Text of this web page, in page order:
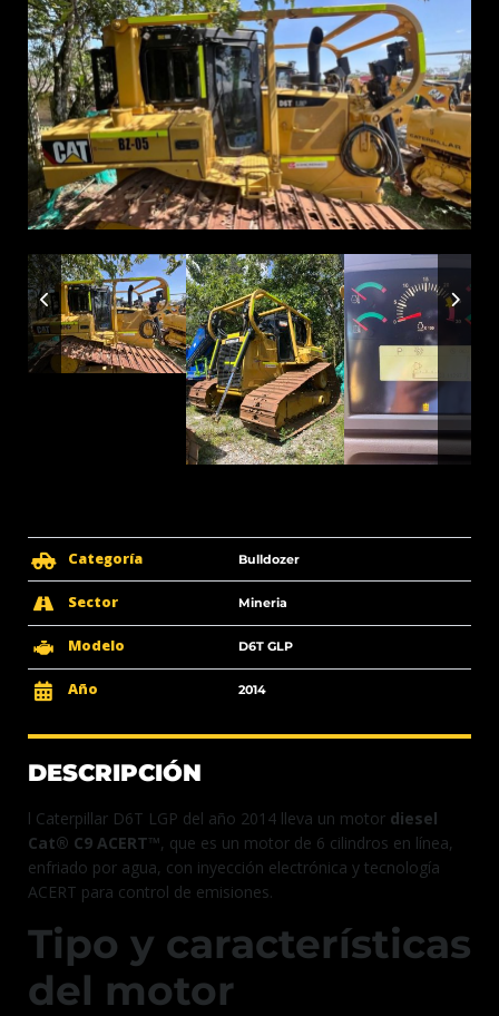
Categoría Bulldozer
Sector Mineria
Modelo D6T GLP
Año 2014
DESCRIPCIÓN
l Caterpillar D6T LGP del año 2014 lleva un motor diesel
Cat® C9 ACERT™, que es un motor de 6 cilindros en línea,
enfriado por agua, con inyección electrónica y tecnología
ACERT para control de emisiones.
Tipo y características
del motor